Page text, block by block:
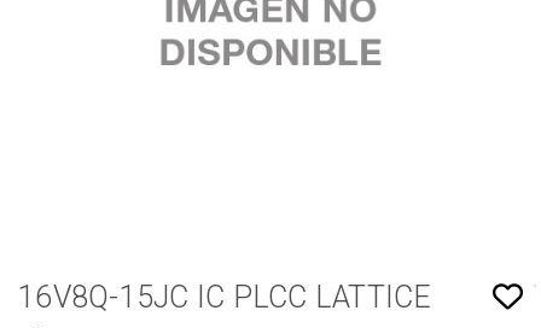
16V8Q-15JC IC PLCC LATTICE